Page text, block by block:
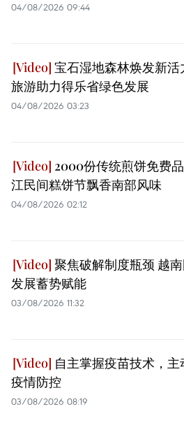
04/08/2026 09:44
宝石湿地森林焕发新活
旅游助力得乐省绿色发展
04/08/2026 03:23
2000份传统煎饼免费
江民间糕饼节飘香南部风味
04/08/2026 02:12
聚焦破解制度瓶颈 越
发展蓄势赋能
03/08/2026 11:32
自主掌握疫苗技术，主
疫情防控
03/08/2026 08:19